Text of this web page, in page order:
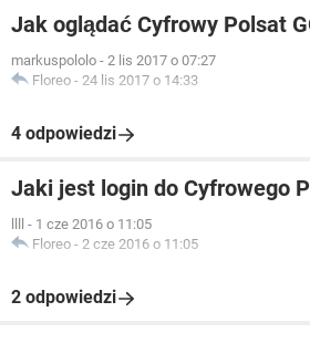
Jak oglądać Cyfrowy Polsat
markuspololo - 2 lis 2017 o 07:27
Floreo - 24 lis 2017 o 14:33
4 odpowiedzi
Jaki jest login do Cyfrowego
- 1 cze 2016 o 11:05
Floreo - 2 cze 2016 o 11:05
2 odpowiedzi